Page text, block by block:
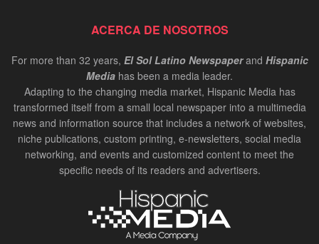
ACERCA DE NOSOTROS
For more than 32 years, El Sol Latino Newspaperand Hispanic
Media has been a media leader.
Adapting to the changing media market, Hispanic Media has
transformed itself from a small local newspaper into a multimedia
news and information source that includes a network of websites,
niche publications, custom printing, e-newsletters, social media
networking, and events and customized content to meet the
specific needs of its readers and advertisers.